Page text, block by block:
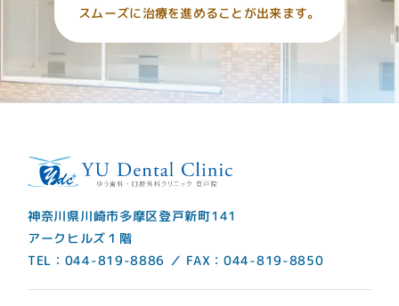
スムーズに治療を進めることが出来ます。
神奈川県川崎市多摩区登戸新町141
アークヒルズ１階
TEL：044-819-8886 ／ FAX：044-819-8850